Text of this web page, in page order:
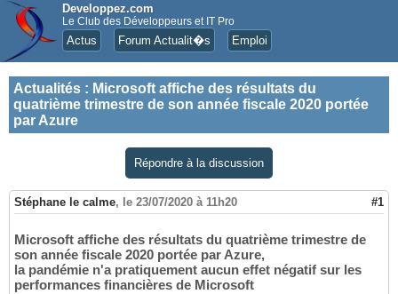
Developpez.com
Le Club des Développeurs et IT Pro
Actus Forum Actualit�s Emploi
Actualités : Microsoft affiche des résultats du
quatrième trimestre de son année fiscale 2020 portée
par Azure
Répondre à la discussion
Stéphane le calme, le 23/07/2020 à 11h20 #1
Microsoft affiche des résultats du quatrième trimestre de
son année fiscale 2020 portée par Azure,
la pandémie n'a pratiquement aucun effet négatif sur les
performances financières de Microsoft